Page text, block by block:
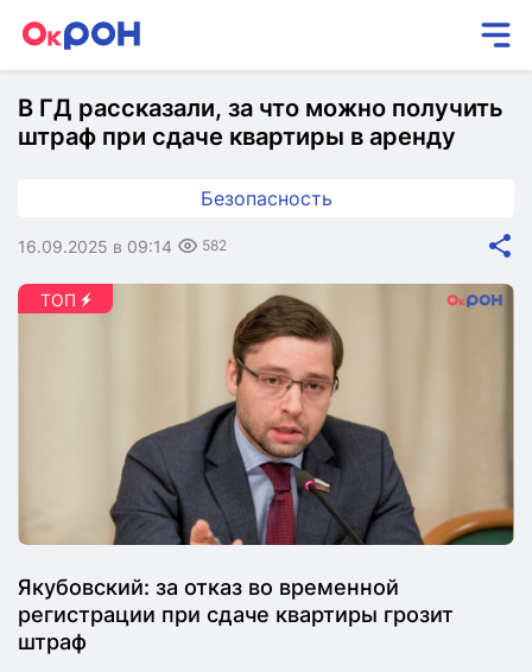
В ГД рассказали, за что можно получить
штраф при сдаче квартиры в аренду
Безопасность
16.09.2025 в 09:14 582
Якубовский: за отказ во временной
регистрации при сдаче квартиры грозит
штраф